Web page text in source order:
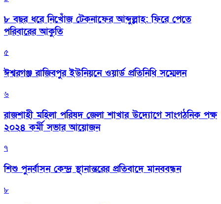
৮ বছর ধরে নিখোঁজ টেকনাফের আব্দুল্লাহ: ফিরে পেতে
পরিবারের আকুতি
৫
ঈশ্বরগঞ্জ রাজিবপুর ইউনিয়নে ওয়ার্ড প্রতিনিধি সম্মেলন
৬
রাজশাহী মহিলা পরিষদ জেলা শাখার উদ্যোগে সাংগঠনিক পক্ষ
২০২৪ কর্মী সভার আয়োজন
৭
শিশু পুনর্বাসন কেন্দ্র স্থানান্তরের প্রতিবাদে মানববন্ধন
৮